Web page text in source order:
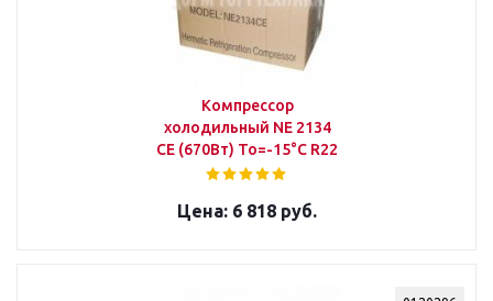
Компрессор
холодильный NE 2134
СE (670Вт) То=-15°С R22
6 818 руб.